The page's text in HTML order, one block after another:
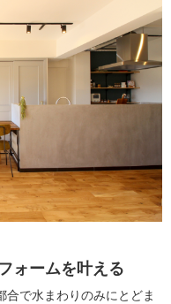
ォームを叶える
で水まわりのみにとどま